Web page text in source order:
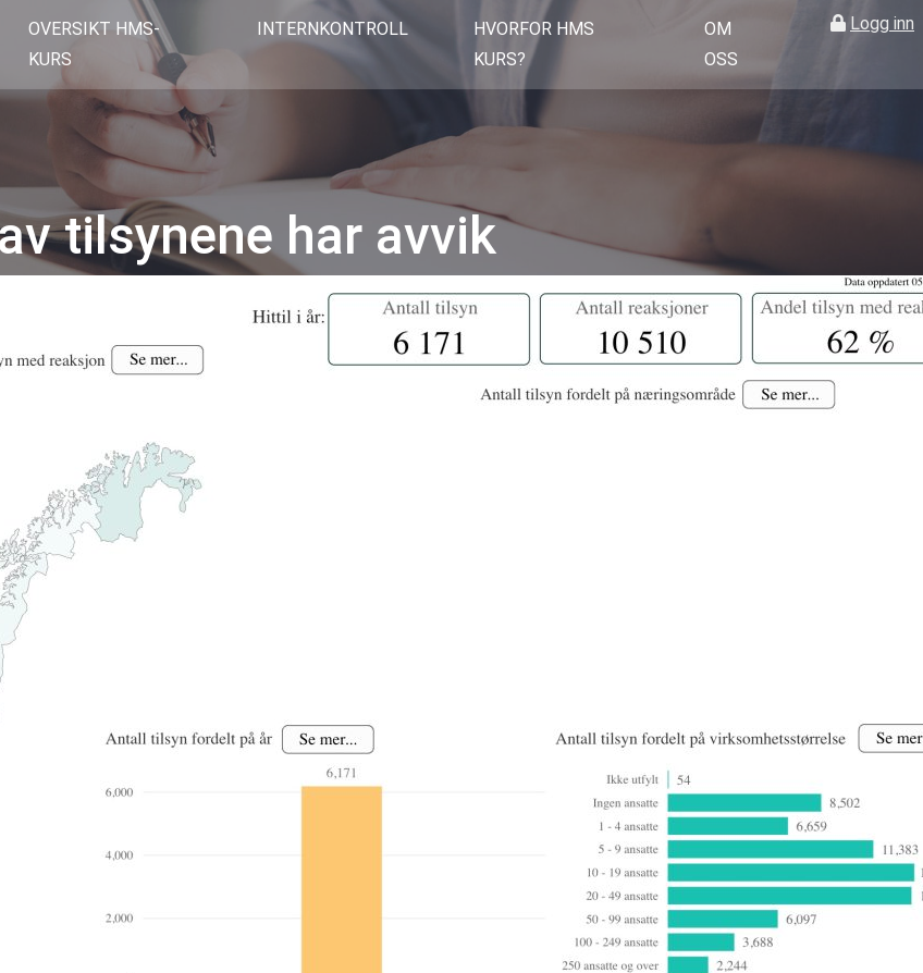
Logg inn
OVERSIKT HMS-
KURS
INTERNKONTROLL
HVORFOR HMS
KURS?
OM
OSS
tilsynene har avvik